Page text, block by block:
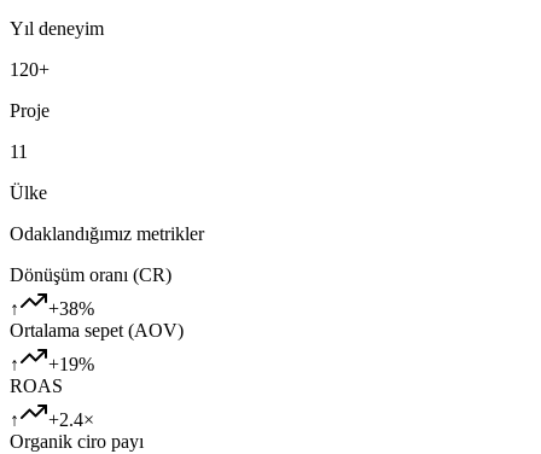
Yıl deneyim
120+
Proje
11
Ülke
Odaklandığımız metrikler
Dönüşüm oranı (CR)
↑
+38%
Ortalama sepet (AOV)
↑
+19%
ROAS
↑
+2.4×
Organik ciro payı